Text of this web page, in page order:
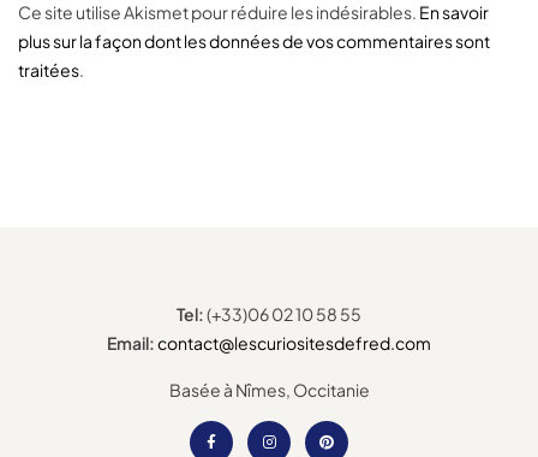
Ce site utilise Akismet pour réduire les indésirables. En savoir
plus sur la façon dont les données de vos commentaires sont
traitées.
Tel:(+33)06 02 10 58 55
Email:contact@lescuriositesdefred.com
Basée à Nîmes, Occitanie